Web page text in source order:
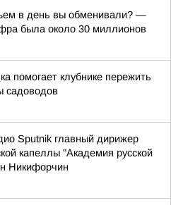
в день вы обменивали? —
была около 30 миллионов
помогает клубнике пережить
садоводов
Sputnik главный дирижер
капеллы "Академия русской
Никифорчин